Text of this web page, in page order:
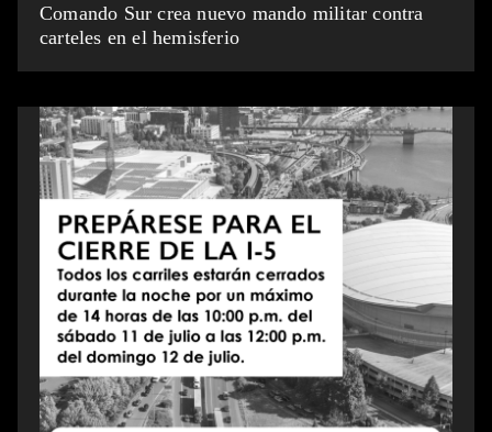
Comando Sur crea nuevo mando militar contra
carteles en el hemisferio